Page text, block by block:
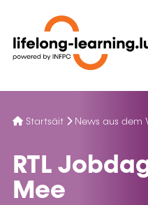
Startsäit News aus dem
RTL
Mee